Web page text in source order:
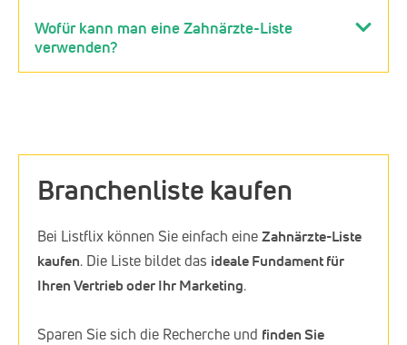
Wofür kann man eine Zahnärzte-Liste
verwenden?
Branchenliste kaufen
Bei Listflix können Sie einfach eineZahnärzte-Liste
kaufen. Die Liste bildet das ideale Fundament für
Ihren Vertrieb oder Ihr Marketing.
Sparen Sie sich die Recherche und finden Sie